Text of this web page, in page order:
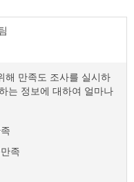
해 만족도 조사를 실시하
는 정보에 대하여 얼마나
족